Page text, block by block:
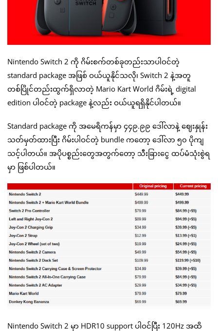
Nintendo Switch 2 ကို ဂိမ်းစက်တစ်ခုတည်းသာပါဝင်တဲ့
standard package အဖြစ် ဝယ်ယူနိုင်သလို၊ Switch 2 နဲ့အတူ
တစ်ပြိုင်တည်းထွက်ရှိလာတဲ့ Mario Kart World ဂိမ်းရဲ့ digital
edition ပါဝင်တဲ့ package နဲ့လည်း ဝယ်ယူရရှိနိုင်ပါတယ်။
Standard package ကို အမေရိကန်မှာ ၄၄၉.၉၉ ဒေါ်လာနဲ့ ဈေးနှုန်း
သတ်မှတ်ထားပြီး ဂိမ်းပါဝင်တဲ့ bundle ကတော့ ဒေါ်လာ ၅၀ ပိုကျ
သင့်ပါတယ်။ အပိုပစ္စည်းတွေအတွက်တော့ သီးခြားငွေ ထပ်မံသုံးစွဲရ
မှာ ဖြစ်ပါတယ်။
Nintendo Switch 2 မှာ HDR10 support ပါဝင်ပြီး 120Hz အထိ